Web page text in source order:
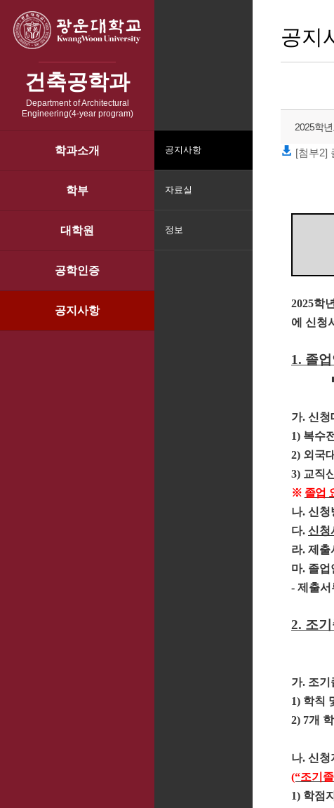
건축공학과
Department of Architectural
Engineering(4-year program)
학과소개
학부
대학원
공학인증
공지사항
공지사항
자료실
정보
공지
2025학
[첨부2]
2025학
에 신청
1. 졸
가. 신청
1) 복수
2) 외국
3) 교직
※ 졸업
나. 신청
다. 신청
라. 제출
마. 졸업
- 제출서
2. 조
가. 조기
1) 학칙
2) 7개 학
나. 신청
(“조기
1) 학점